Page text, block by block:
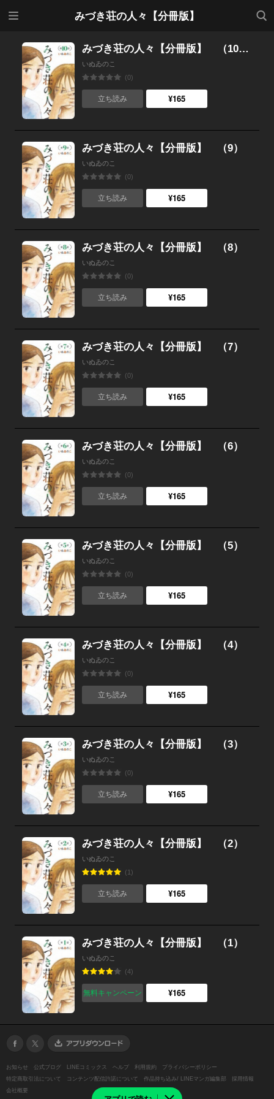
みづき荘の人々【分冊版】
検索
みづき荘の人々【分冊版】 （10）
いぬゐのこ
(0)
立ち読み ¥165
みづき荘の人々【分冊版】 （9）
いぬゐのこ
(0)
立ち読み ¥165
みづき荘の人々【分冊版】 （8）
いぬゐのこ
(0)
立ち読み ¥165
みづき荘の人々【分冊版】 （7）
いぬゐのこ
(0)
立ち読み ¥165
みづき荘の人々【分冊版】 （6）
いぬゐのこ
(0)
立ち読み ¥165
みづき荘の人々【分冊版】 （5）
いぬゐのこ
(0)
立ち読み ¥165
みづき荘の人々【分冊版】 （4）
いぬゐのこ
(0)
立ち読み ¥165
みづき荘の人々【分冊版】 （3）
いぬゐのこ
(0)
立ち読み ¥165
みづき荘の人々【分冊版】 （2）
いぬゐのこ
(1)
立ち読み ¥165
みづき荘の人々【分冊版】 （1）
いぬゐのこ
(4)
無料キャンペーン ¥165
お知らせ 公式ブログ LINEコミックス ヘルプ 利用規約
プライバシーポリシー
特定商取引法について
コンテンツ配信許諾について 作品持ち込み/ LINEマンガ編集部
採用情報
会社概要